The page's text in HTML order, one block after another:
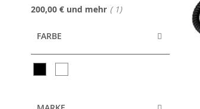
200,00 € und mehr 1Artikel
FARBE